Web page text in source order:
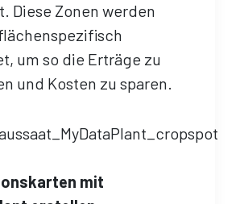
Diese Zonen werden
um so die Erträge zu
und Kosten zu sparen.
mit